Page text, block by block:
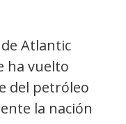
Atlantic
ha vuelto
del petróleo
la nación